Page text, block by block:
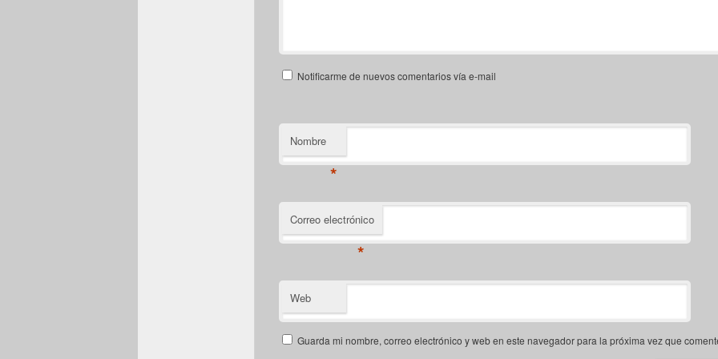
Notificarme de nuevos comentarios vía e-mail
Nombre
*
Correo electrónico
*
Web
Guarda mi nombre, correo electrónico y web en este navegador para la próxima vez que